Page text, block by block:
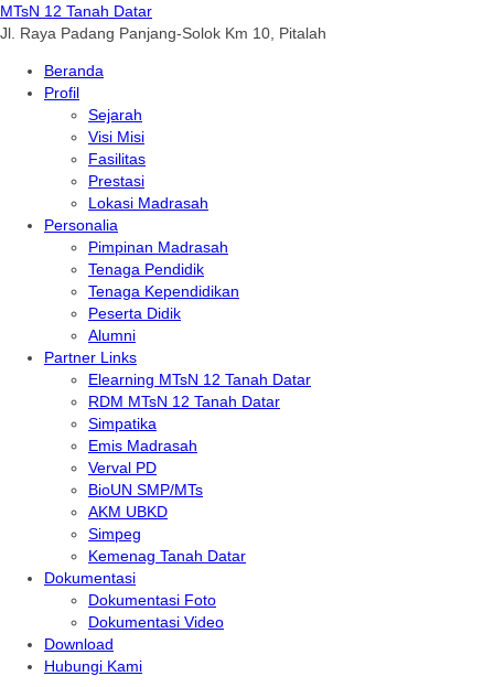
MTsN 12 Tanah Datar
Jl. Raya Padang Panjang-Solok Km 10, Pitalah
Beranda
Profil
Sejarah
Visi Misi
Fasilitas
Prestasi
Lokasi Madrasah
Personalia
Pimpinan Madrasah
Tenaga Pendidik
Tenaga Kependidikan
Peserta Didik
Alumni
Partner Links
Elearning MTsN 12 Tanah Datar
RDM MTsN 12 Tanah Datar
Simpatika
Emis Madrasah
Verval PD
BioUN SMP/MTs
AKM UBKD
Simpeg
Kemenag Tanah Datar
Dokumentasi
Dokumentasi Foto
Dokumentasi Video
Download
Hubungi Kami